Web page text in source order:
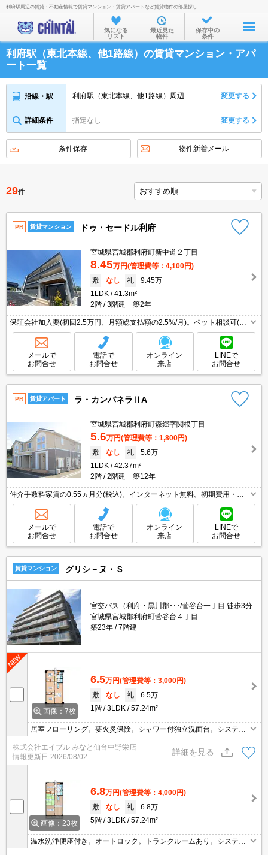
お部屋を探す
沿線・駅から
住所から
家賃相場から
不動産会社から
利府駅周辺の賃貸・不動産情報で賃貸マンション・賃貸アパートなど賃貸物件の部屋探し
気になる
リスト
最近見た
物件
保存中の
条件
利府駅（東北本線、他1路線）の賃貸マンション・アパ
ート一覧
沿線・駅 利府駅（東北本線、他1路線）周辺 変更する
詳細条件 指定なし 変更する
条件保存 物件新着メール
29件
PR 賃貸マンション ドゥ・セードル利府
宮城県宮城郡利府町新中道２丁目
8.45万円(管理費等：4,100円)
敷
なし 礼
9.45万
1LDK
41.3m²
2階
3階建 築2年
保証会社加入要(初回2.5万円、月額総支払額の2.5%/月)。ペット相談可(ペ
ット保証金なし)。温水洗浄便座付き。浴室乾燥機付。24時間換気システ
ム。床下収納付き。敷金なし。インターネット無料。
メールで
お問合せ
電話で
お問合せ
オンライン
来店
LINEで
お問合せ
PR 賃貸アパート ラ・カンパネラⅡA
宮城県宮城郡利府町森郷字関根丁目
5.6万円(管理費等：1,800円)
敷
なし 礼
5.6万
1LDK
42.37m²
2階
2階建 築12年
仲介手数料家賃の0.55ヵ月分(税込)。インターネット無料。初期費用・家
賃カード払い可。エアコン2基付き。
メールで
お問合せ
電話で
お問合せ
オンライン
来店
LINEで
お問合せ
賃貸マンション グリシ－ヌ・Ｓ
宮交バス（利府・黒川郡･･･/菅谷台一丁目 徒歩3分
宮城県宮城郡利府町菅谷台４丁目
築23年
7階建
画像：7枚
6.5万円(管理費等：3,000円)
敷
なし 礼
6.5万
1階
3LDK 57.24m²
居室フローリング。要火災保険。シャワー付独立洗面台。システム
キッチン。防犯カメラ1台設置。温水洗浄便座付き。3口IHコンロ
付。浴室乾燥機、室内物干し付きで雨の日も安心です。カーテン
付。照明器具付き。
株式会社エイブル みなと仙台中野栄店
情報更新日 2026/08/02
詳細を見る
画像：23枚
6.8万円(管理費等：4,000円)
敷
なし 礼
6.8万
5階
3LDK 57.24m²
温水洗浄便座付き。オートロック。トランクルームあり。システム
キッチン。初期費用カード払い可。バス・トイレ別。温水洗浄便座